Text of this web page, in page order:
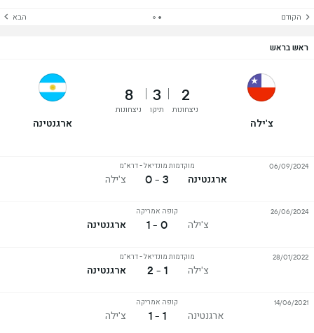
הקודם הבא
ראש בראש
צ'ילה
2
ניצחונות
3
תיקו
8
ניצחונות
ארגנטינה
ארגנטינה
מוקדמות מונדיאל - דרא"מ
3 - 0 צ'ילה
06/09/2024
צ'ילה
קופה אמריקה
0 - 1 ארגנטינה
26/06/2024
צ'ילה
מוקדמות מונדיאל - דרא"מ
1 - 2 ארגנטינה
28/01/2022
ארגנטינה
קופה אמריקה
1 - 1 צ'ילה
14/06/2021